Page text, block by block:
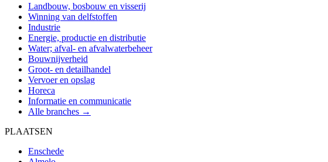
Landbouw, bosbouw en visserij
Winning van delfstoffen
Industrie
Energie, productie en distributie
Water; afval- en afvalwaterbeheer
Bouwnijverheid
Groot- en detailhandel
Vervoer en opslag
Horeca
Informatie en communicatie
Alle branches →
PLAATSEN
Enschede